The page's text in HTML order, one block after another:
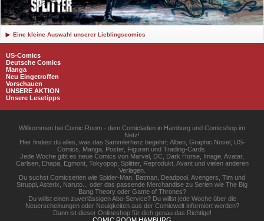
Eine kleine Auswahl unserer Lieblingscomics
US-Comics
Deutsche Comics
Manga
Neu Eingetroffen
Vorschauen
UNSERE AKTION
Unsere Lesetipps
Willkommen bei Comic Room - dem Comicladen in Hamburg und Comicshop im
Netz!
Hier findest du alles, was das Sammlerherz begehrt: Alben, Graphic Novel, US-
Comics, Manga, Poster, Figuren und Trading-Cards.
Jede Woche gibt es neue Comics von Marvel, DC, Dark Horse, Image, Avatar,
Carlsen, Ehapa, Egmont, Tokyopop, Splitter, Reprodukt, Avant und vielen anderen
Verlagen.
Du suchst Comicserien wie Spider-Man, Batman, Deadpool, Avengers, Tim und
Struppi, Asterix, Naruto... oder das passende Merchandise zu Serien wie The Big
Bang Theory oder Game of Thrones?
Du willst einen zuverlässigen Abo-Service? Du willst jede Woche über die
Neuerscheinungen oder Neuigkeiten aus der Comicwelt informiert werden?
Dann ist dieser Onlineshop für dich genau das Richtige!